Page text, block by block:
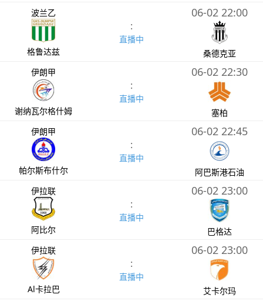
波兰乙
格鲁达兹
:
直播中
06-02 22:00
桑德克亚
伊朗甲
谢纳瓦尔格什姆
:
直播中
06-02 22:30
塞柏
伊朗甲
帕尔斯布什尔
:
直播中
06-02 22:45
阿巴斯港石油
伊拉联
阿比尔
:
直播中
06-02 23:00
巴格达
伊拉联
Al卡拉巴
:
直播中
06-02 23:00
艾卡尔玛